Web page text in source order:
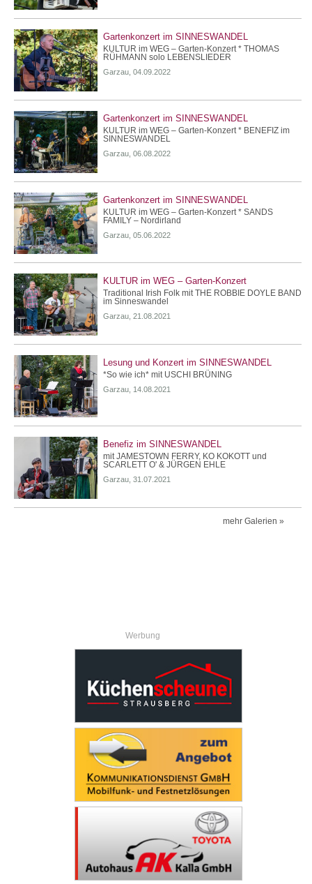
Gartenkonzert im SINNESWANDEL
KULTUR im WEG – Garten-Konzert * THOMAS
RÜHMANN solo LEBENSLIEDER
Garzau, 04.09.2022
Gartenkonzert im SINNESWANDEL
KULTUR im WEG – Garten-Konzert * BENEFIZ im
SINNESWANDEL
Garzau, 06.08.2022
Gartenkonzert im SINNESWANDEL
KULTUR im WEG – Garten-Konzert * SANDS
FAMILY – Nordirland
Garzau, 05.06.2022
KULTUR im WEG – Garten-Konzert
Traditional Irish Folk mit THE ROBBIE DOYLE BAND
im Sinneswandel
Garzau, 21.08.2021
Lesung und Konzert im SINNESWANDEL
*So wie ich* mit USCHI BRÜNING
Garzau, 14.08.2021
Benefiz im SINNESWANDEL
mit JAMESTOWN FERRY, KO KOKOTT und
SCARLETT O' & JÜRGEN EHLE
Garzau, 31.07.2021
mehr Galerien »
Werbung